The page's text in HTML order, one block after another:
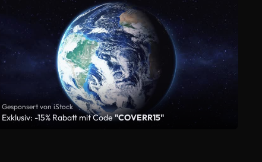
Gesponsert von iStock
Exklusiv: -15% Rabatt mit Code"COVERR15"